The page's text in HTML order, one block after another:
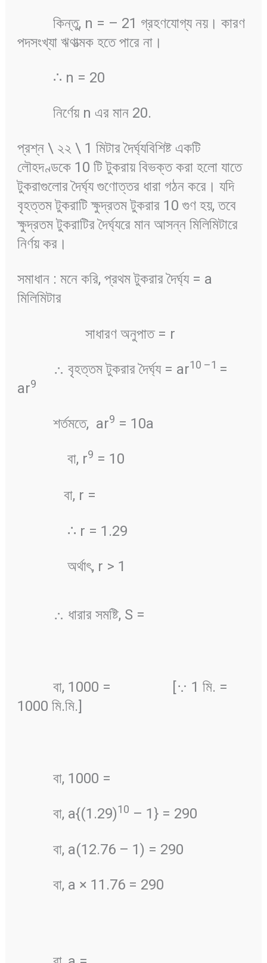
কিন্তু, n = – 21 গ্রহণযোগ্য নয়। কারণ
পদসংখ্যা ঋণাত্মক হতে পারে না।
∴ n = 20
নির্ণেয় n এর মান 20.
প্রশ্ন \ ২২ \ 1 মিটার দৈর্ঘ্যবিশিষ্ট একটি
লৌহদণ্ডকে 10 টি টুকরায় বিভক্ত করা হলো যাতে
টুকরাগুলোর দৈর্ঘ্য গুণোত্তর ধারা গঠন করে। যদি
বৃহত্তম টুকরাটি ক্ষুদ্রতম টুকরার 10 গুণ হয়, তবে
ক্ষুদ্রতম টুকরাটির দৈর্ঘ্যরে মান আসন্ন মিলিমিটারে
নির্ণয় কর।
সমাধান : মনে করি, প্রথম টুকরার দৈর্ঘ্য = a
মিলিমিটার
সাধারণ অনুপাত = r
∴ বৃহত্তম টুকরার দৈর্ঘ্য = ar10 –1 =
ar9
শর্তমতে, ar9 = 10a
বা, r9 = 10
বা, r =
∴ r = 1.29
অর্থাৎ, r > 1
∴ ধারার সমষ্টি, S =
বা, 1000 =
[∵ 1 মি. =
1000 মি.মি.]
বা, 1000 =
বা, a{(1.29)10 – 1} = 290
বা, a(12.76 – 1) = 290
বা, a × 11.76 = 290